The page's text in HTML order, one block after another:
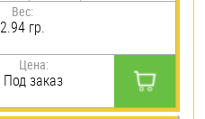
Вес:
2.94 гр.
Цена:
Под заказ